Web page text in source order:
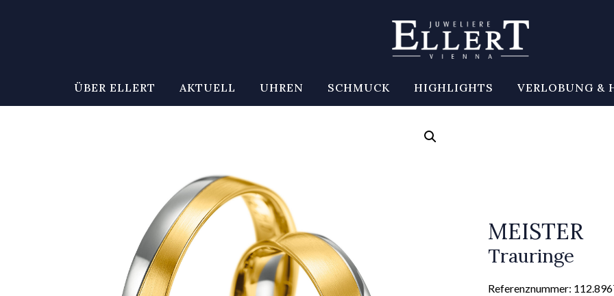
ÜBER ELLERT AKTUELL UHREN SCHMUCK HIGHLIGHTS VERLOBUNG &
MEISTER
Trauringe
Referenznummer: